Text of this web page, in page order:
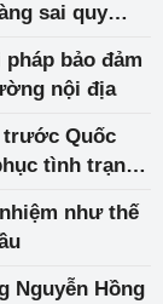
sai quy
bảo đảm
nội địa
trước Quốc
tình trạng
như thế
Nguyễn Hồng